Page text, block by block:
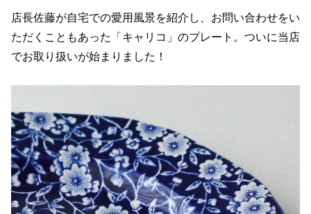
店長佐藤が自宅での愛用風景を紹介し、お問い合わせをい
ただくこともあった「キャリコ」のプレート。ついに当店
でお取り扱いが始まりました！